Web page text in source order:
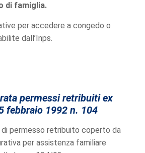
di famiglia.
per accedere a congedo o
dall’Inps.
permessi retribuiti ex
febbraio 1992 n. 104
di permesso retribuito coperto da
per assistenza familiare